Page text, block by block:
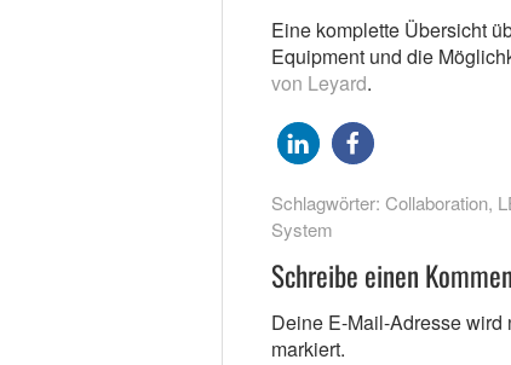
Eine komplette Übersicht
Equipment und die
von Leyard.
Schlagwörter: Collaboration,
System
Schreibe einen
Deine E-Mail-Adresse wird
markiert.